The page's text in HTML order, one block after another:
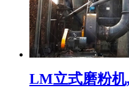
LM立式磨粉